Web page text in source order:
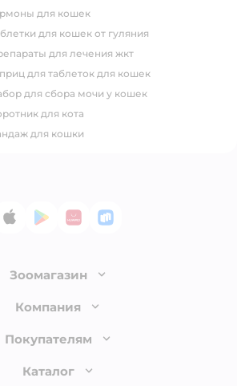
для кошек
для кошек от гуляния
для лечения жкт
шприц для таблеток для кошек
для сбора мочи у кошек
для кота
для кошки
App StoreGoogle Play
AppGallery
RuStore
Зоомагазин
Лицензия
Доставка и оплата
Обмен и возврат товара
Компания
О компании
Покупателям
Бонусные карты
Каталог